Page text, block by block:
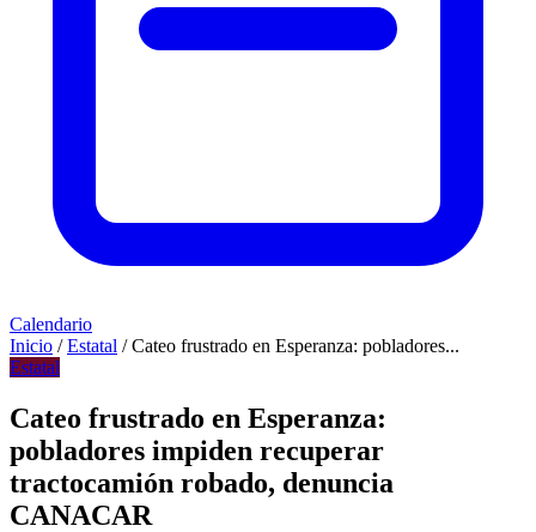
Calendario
Inicio / Estatal / Cateo frustrado en Esperanza: pobladores...
Estatal
Cateo frustrado en Esperanza:
pobladores impiden recuperar
tractocamión robado, denuncia
CANACAR